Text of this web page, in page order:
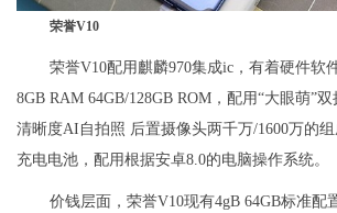
荣誉V10
荣誉V10配用麒麟970集成ic，有着硬件软
8GB RAM 64GB/128GB ROM，配用“大眼萌”
清晰度AI自拍照 后置摄像头两千万/1600万的
充电电池，配用根据安卓8.0的电脑操作系统。
价钱层面，荣誉V10现有4gB 64GB标准配